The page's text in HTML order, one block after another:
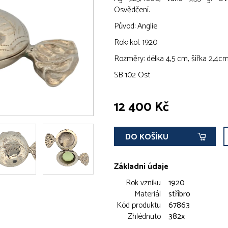
Osvědčení.
Původ: Anglie
Rok: kol. 1920
Rozměry: délka 4,5 cm, šířka
SB 102 Ost
12 400 Kč
DO KOŠÍKU
Základní údaje
Rok vzniku 1920
Materiál stříbro
Kód produktu 67863
Zhlédnuto 382x